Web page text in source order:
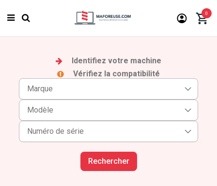
0
Identifiez votre machine
Vérifiez la compatibilité
Rechercher